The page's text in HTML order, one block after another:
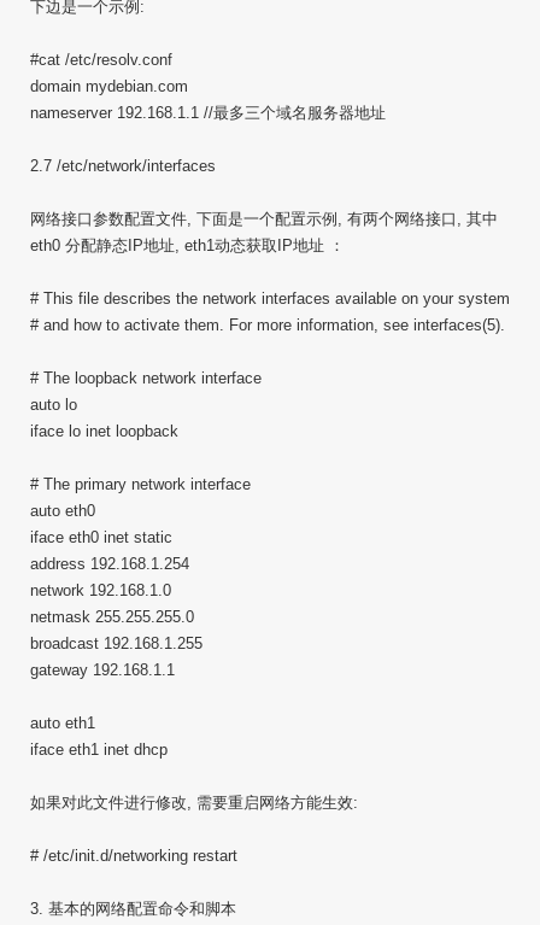
下边是一个示例:
#cat /etc/resolv.conf
domain mydebian.com
nameserver 192.168.1.1 //最多三个域名服务器地址
2.7 /etc/network/interfaces
网络接口参数配置文件, 下面是一个配置示例, 有两个网络接口, 其中
eth0 分配静态IP地址, eth1动态获取IP地址 ：
# This file describes the network interfaces available on your system
# and how to activate them. For more information, see interfaces(5).
# The loopback network interface
auto lo
iface lo inet loopback
# The primary network interface
auto eth0
iface eth0 inet static
address 192.168.1.254
network 192.168.1.0
netmask 255.255.255.0
broadcast 192.168.1.255
gateway 192.168.1.1
auto eth1
iface eth1 inet dhcp
如果对此文件进行修改, 需要重启网络方能生效:
# /etc/init.d/networking restart
3. 基本的网络配置命令和脚本